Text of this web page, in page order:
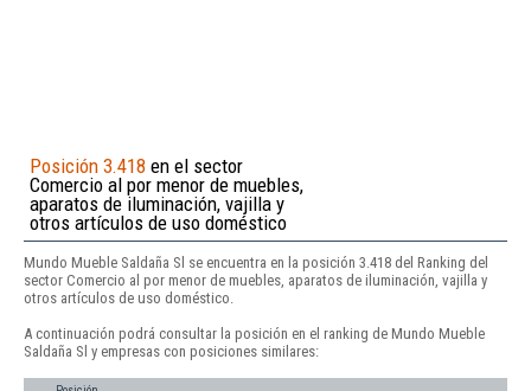
Posición 3.418 en el sector
Comercio al por menor de muebles,
aparatos de iluminación, vajilla y
otros artículos de uso doméstico
Mundo Mueble Saldaña Sl se encuentra en la posición 3.418 del Ranking del
sector Comercio al por menor de muebles, aparatos de iluminación, vajilla y
otros artículos de uso doméstico.
A continuación podrá consultar la posición en el ranking de Mundo Mueble
Saldaña Sl y empresas con posiciones similares: